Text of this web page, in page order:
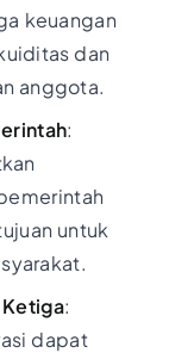
keuangan
dan
anggota.
:
untuk
Ketiga:
dapat